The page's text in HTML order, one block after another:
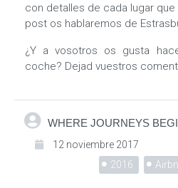
con detalles de cada lugar que
post os hablaremos de
¿Y a vosotros os gusta
coche? Dejad vuestros
WHERE JOURNEYS
12 noviembre 2017
2016